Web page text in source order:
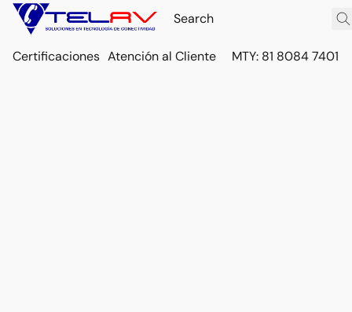
Certificaciones Atención al Cliente MTY: 81 8084 7401